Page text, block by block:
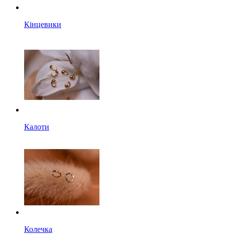
Кінцевики
Калоти
Колечка